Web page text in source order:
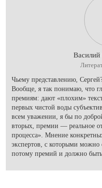
Чьему представлению,
Вообще, я так понимаю, что
премиям: дают «плохим»
первых чистой воды
всем уважении, я бы по
вторых, премии — реальное
процесса». Мнение
экспертов, с которыми
потому премий и должно